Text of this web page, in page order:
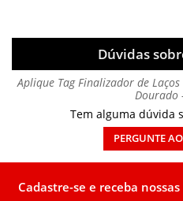
Dúvidas
Aplique Tag Finalizador de
Dourado
Tem alguma dúvida
PERGUNTE
Cadastre-se e receba